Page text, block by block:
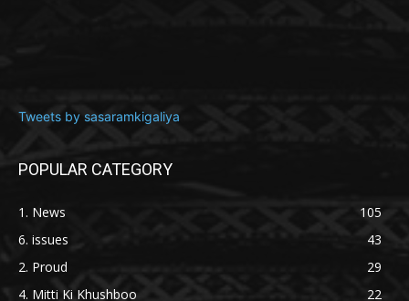
Tweets by sasaramkigaliya
POPULAR CATEGORY
1. News
105
6. issues
43
2. Proud
29
4. Mitti Ki Khushboo
22